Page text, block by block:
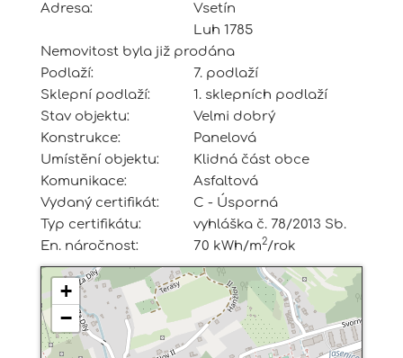
Adresa:
Vsetín
Luh 1785
Nemovitost byla již prodána
Podlaží:
7. podlaží
Sklepní podlaží:
1. sklepních podlaží
Stav objektu:
Velmi dobrý
Konstrukce:
Panelová
Umístění objektu:
Klidná část obce
Komunikace:
Asfaltová
Vydaný certifikát:
C - Úsporná
Typ certifikátu:
vyhláška č. 78/2013 Sb.
En. náročnost:
70 kWh/m2/rok
+
−